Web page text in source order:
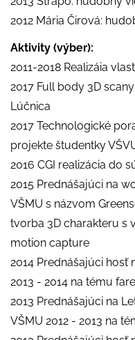
2012 Mária Čirová:
Aktivity (výber):
2011-2018 Realizáia
2017 Full body 3D
Lúčnica
2017 Technologické
projekte študentky
2016 CGI realizácia do
2015 Prednášajúci na
VŠMU s názvom
tvorba 3D charakteru s
motion capture
2014 Prednášajúci hosť
2013 - 2014 na tému
2013 Prednášajúci na
VŠMU 2012 - 2013 na